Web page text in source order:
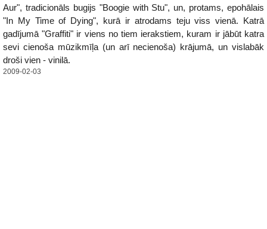
Aur", tradicionāls bugijs "Boogie with Stu", un, protams, epohālais
"In My Time of Dying", kurā ir atrodams teju viss vienā. Katrā
gadījumā "Graffiti" ir viens no tiem ierakstiem, kuram ir jābūt katra
sevi cienoša mūzikmīļa (un arī necienoša) krājumā, un vislabāk
droši vien - vinilā.
2009-02-03